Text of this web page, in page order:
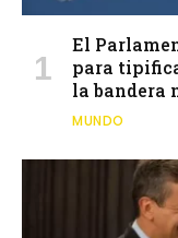
El
para
la bandera
MUNDO